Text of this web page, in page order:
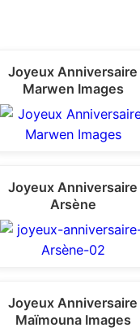
Joyeux Anniversaire
Marwen Images
Joyeux Anniversaire
Arsène
Joyeux Anniversaire
Maïmouna Images